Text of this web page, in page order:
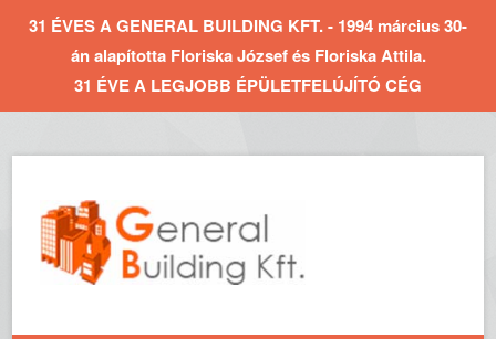
31 ÉVES A GENERAL BUILDING KFT. - 1994 március 30-
án alapította Floriska József és Floriska Attila.
31 ÉVE A LEGJOBB ÉPÜLETFELÚJÍTÓ CÉG